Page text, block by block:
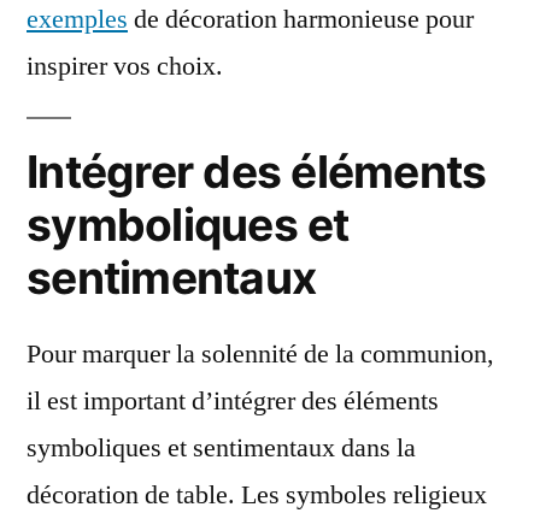
exemples de décoration harmonieuse pour
inspirer vos choix.
Intégrer des éléments
symboliques et
sentimentaux
Pour marquer la solennité de la communion,
il est important d’intégrer des éléments
symboliques et sentimentaux dans la
décoration de table. Les symboles religieux